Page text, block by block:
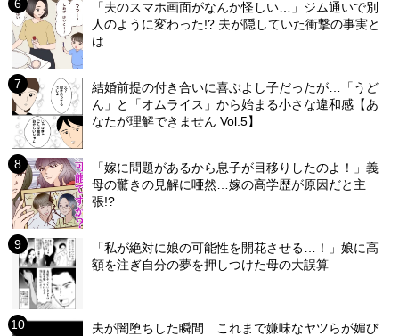
「夫のスマホ画面がなんか怪しい…」ジム通いで別
人のように変わった!? 夫が隠していた衝撃の事実と
は
結婚前提の付き合いに喜ぶよし子だったが…「うど
ん」と「オムライス」から始まる小さな違和感【あ
なたが理解できません Vol.5】
「嫁に問題があるから息子が目移りしたのよ！」義
母の驚きの見解に唖然…嫁の高学歴が原因だと主
張!?
「私が絶対に娘の可能性を開花させる…！」娘に高
額を注ぎ自分の夢を押しつけた母の大誤算
夫が闇堕ちした瞬間…これまで嫌味なヤツらが媚び